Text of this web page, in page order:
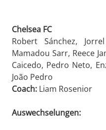
Chelsea FC
Robert Sánchez,
Mamadou Sarr, Reece
Caicedo, Pedro Neto,
João Pedro
Coach: Liam Rosenior
Auswechselungen: